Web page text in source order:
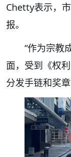
Chetty表示，
报。
“作为宗教
面，受到《权
分发手链和奖